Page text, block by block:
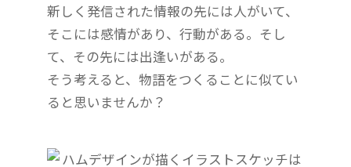
新しく発信された情報の先には人がいて、
そこには感情があり、行動がある。そし
て、その先には出逢いがある。
そう考えると、物語をつくることに似てい
ると思いませんか？